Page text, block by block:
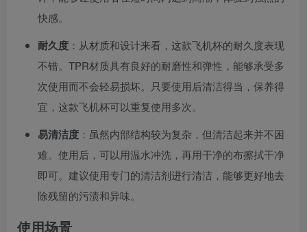
快感。
耐久度 ：从材质和设计来看，这款飞机杯的耐久度表现
不错。TPR材质具有良好的耐磨性和弹性，能够承受多
次使用而不会轻易损坏。只要使用后清洁得当，保养得
宜，这款飞机杯可以重复使用多次。
易清洁度 ：虽然内部结构较为复杂，但清洁起来并不困
难。使用后，可以用温水冲洗，再用干净的布擦拭干净
即可。建议使用专门的清洁剂进行清洁，能够更好地去
除残留的污渍和异味。
使用场景